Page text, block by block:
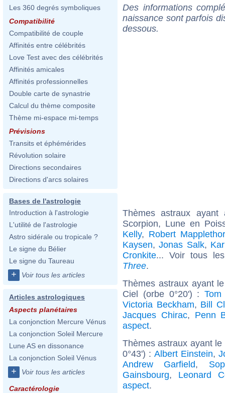
Les 360 degrés symboliques
Compatibilité
Compatibilité de couple
Affinités entre célébrités
Love Test avec des célébrités
Affinités amicales
Affinités professionnelles
Double carte de synastrie
Calcul du thème composite
Thème mi-espace mi-temps
Prévisions
Transits et éphémérides
Révolution solaire
Directions secondaires
Directions d'arcs solaires
Bases de l'astrologie
Introduction à l'astrologie
L'utilité de l'astrologie
Astro sidérale ou tropicale ?
Le signe du Bélier
Le signe du Taureau
+ Voir tous les articles
Articles astrologiques
Aspects planétaires
La conjonction Mercure Vénus
La conjonction Soleil Mercure
Lune AS en dissonance
La conjonction Soleil Vénus
+ Voir tous les articles
Caractérologie
Des informations
naissance sont parfois
dessous.
Thèmes astraux
Scorpion, Lune en
Kelly, Robert
Kaysen,Jonas Salk,
Cronkite... Voir tous
Three.
Thèmes astraux ayant
Ciel (orbe 0°20') :
Victoria Beckham, Bill
Jacques Chirac, Penn
aspect.
Thèmes astraux ayant
0°43') : Albert Einstein,
Andrew Garfield,
Gainsbourg, Leonard
aspect.